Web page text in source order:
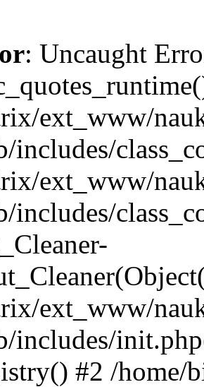
: Uncaught
ext_www/
includes/
ext_www/
includes/
ext_www/
includes/
#2 /home/